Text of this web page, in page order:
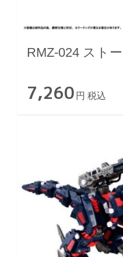
RMZ-024 スト
7,260 円 税込